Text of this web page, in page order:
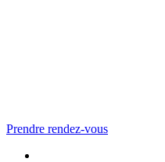
Prendre rendez-vous